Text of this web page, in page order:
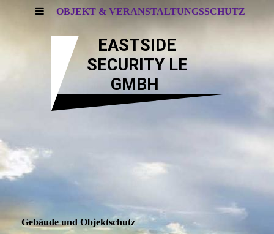
OBJEKT & VERANSTALTUNGSSCHUTZ
EASTSIDE
SECURITY LE
GMBH
Gebäude und Objektschutz